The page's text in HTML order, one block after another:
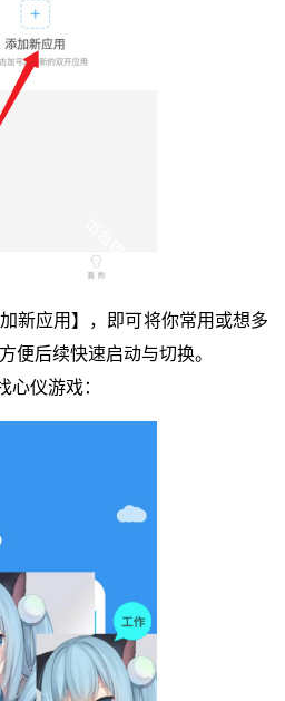
新应用】，即可将你常用或想多
便后续快速启动与切换。
心仪游戏：